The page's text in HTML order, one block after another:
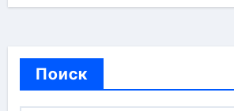
Поиск